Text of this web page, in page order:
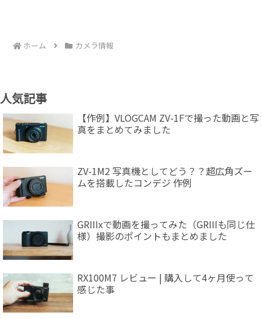
ホーム カメラ情報
人気記事
【作例】VLOGCAM ZV-1Fで撮った動画と写
真をまとめてみました
ZV-1M2 写真機としてどう？？超広角ズー
ムを搭載したコンデジ 作例
GRIIIxで動画を撮ってみた（GRIIIも同じ仕
様）撮影のポイントもまとめました
RX100M7 レビュー | 購入して4ヶ月使って
感じた事